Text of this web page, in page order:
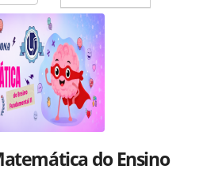
do Ensino